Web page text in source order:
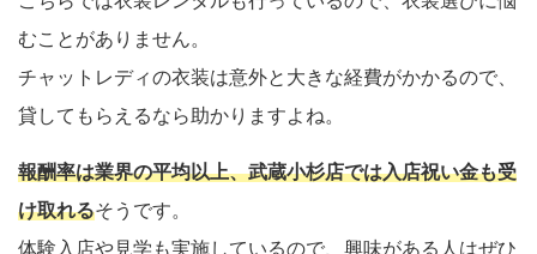
むことがありません。
チャットレディの衣装は意外と大きな経費がかかるので、
貸してもらえるなら助かりますよね。
報酬率は業界の平均以上、武蔵小杉店では入店祝い金も受
け取れるそうです。
体験入店や見学も実施しているので、興味がある人はぜひ